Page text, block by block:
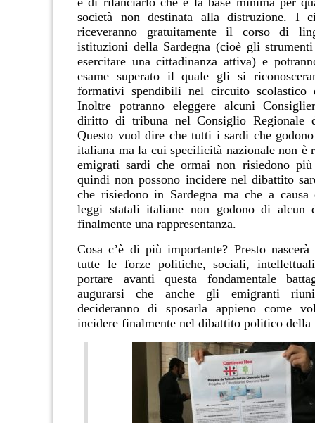
società non destinata alla distruzione. I
riceveranno gratuitamente il corso di
istituzioni della Sardegna (cioè gli
esercitare una cittadinanza attiva) e
esame superato il quale gli si
formativi spendibili nel circuito scolastico
Inoltre potranno eleggere alcuni
diritto di tribuna nel Consiglio Regionale
Questo vuol dire che tutti i sardi che
italiana ma la cui specificità nazionale non è
emigrati sardi che ormai non risiedono
quindi non possono incidere nel dibattito
che risiedono in Sardegna ma che a
leggi statali italiane non godono di alcun
finalmente una rappresentanza.
Cosa c’è di più importante? Presto
tutte le forze politiche, sociali,
portare avanti questa fondamentale
augurarsi che anche gli emigranti
decideranno di sposarla appieno come
incidere finalmente nel dibattito politico della